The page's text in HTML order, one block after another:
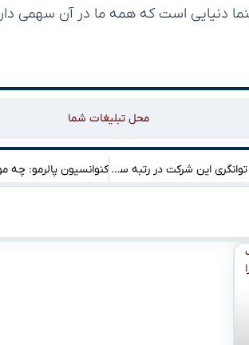
دنیایی است که همه ما در آن سهمی
محل تبلیغات شما
بررسی جایگاه بیمه ایران: چرا نسبت توانگری این شرکت در رتبه سیزدهم قرار دارد و نسبت خسارت آن از میانگین صنعت بالاتر است؟